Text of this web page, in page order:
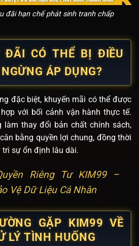
đãi hạn chế phát sinh tranh chấp
ĐÃI CÓ THỂ BỊ ĐIỀU
ÁP DỤNG?
đặc biệt, khuyến mãi có thể được
với bối cảnh vận hành thực tế.
làm thay đổi bản chất chính sách,
bằng quyền lợi chung, đồng thời
sự ổn định lâu dài.
Riêng Tư KIM99 –
Vệ Dữ Liệu Cá Nhân
GẶP KIM99 VỀ
LÝ TÌNH HUỐNG